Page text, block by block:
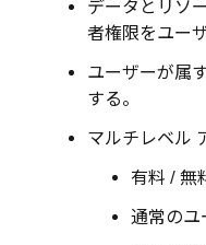
データとリソ
者権限をユー
ユーザーが属
する。
マルチレベル
有料 / 無
通常のユ